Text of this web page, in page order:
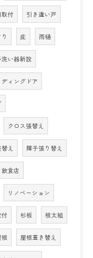
取付 引き違い戸
庇 雨樋
洗い器新設
ディングドア
クロス張替え
え 障子張り替え
飲食店
リノベーション
付 杉板 根太組
屋根葺き替え